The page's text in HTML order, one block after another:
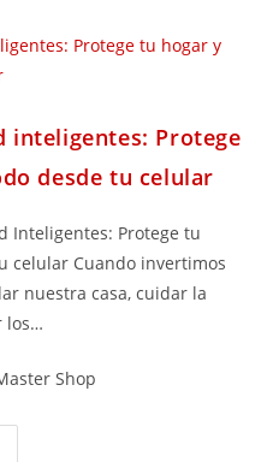
inteligentes: Protege
desde tu celular
Inteligentes: Protege tu
celular Cuando invertimos
nuestra casa, cuidar la
los…
Shop